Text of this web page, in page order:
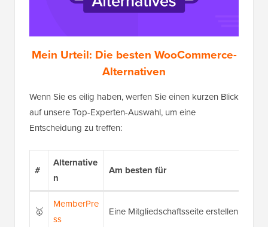
Mein Urteil: Die besten WooCommerce-
Alternativen
Wenn Sie es eilig haben, werfen Sie einen kurzen Blick
auf unsere Top-Experten-Auswahl, um eine
Entscheidung zu treffen:
#
Alternative
n
Am besten für
🥇
MemberPre
ss
Eine Mitgliedschaftsseite erstellen